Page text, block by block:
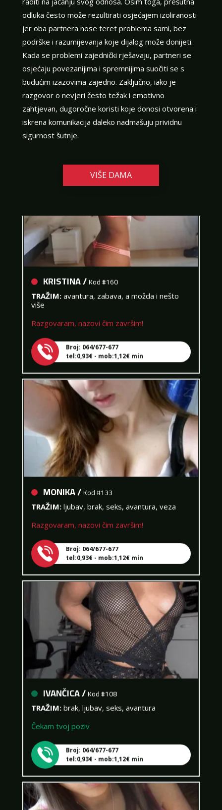
odluka često može rezultirati osjećajem izoliranosti
jer oba partnera nose teret problema sami, bez
podrške i razumijevanja koje dijalog može donijeti.
Kada se problemi zajednički rješavaju, partneri se
osjećaju povezanijima i spremnijima suočiti se s
budućim izazovima zajedno. Zaključno, iako je
razgovor o nevjeri često težak i emotivno
zahtjevan, dugoročne koristi koje donosi otvorena i
iskrena komunikacija daleko nadmašuju prividnu
sigurnost šutnje.
VIŠE DAMA
TRAŽIM:
avantura, zabava, a možda i nešto
više
Broj: 064/677-677
tel:0,93€ - mob:1,12€ min
TRAŽIM:ljubav, brak, seks, avantura, veza
Broj: 064/677-677
tel:0,93€ - mob:1,12€ min
IVANČICA /
TRAŽIM:
brak, ljubav, seks, avantura
Broj: 064/677-677
tel:0,93€ - mob:1,12€ min